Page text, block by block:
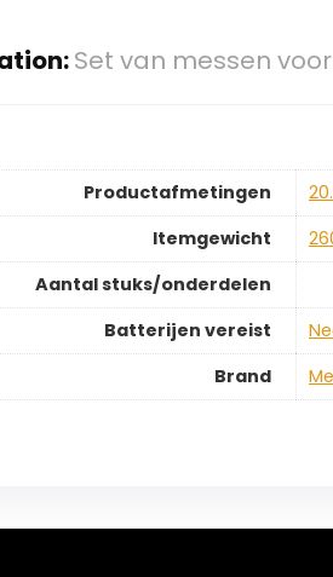
Set van messen voor
Productafmetingen
Itemgewicht
Aantal stuks/onderdelen
Batterijen vereist
Brand